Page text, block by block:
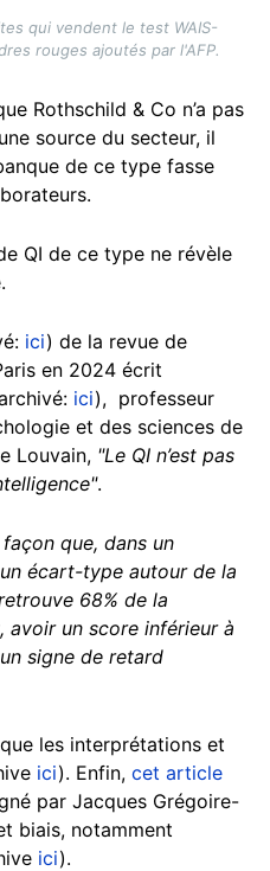
qui vendent le test WAIS-
rouges ajoutés par l'AFP.
Rothschild & Co n’a pas
source du secteur, il
de ce type fasse
QI de ce type ne révèle
ici) de la revue de
en 2024 écrit
ici), professeur
et des sciences de
Louvain, "Le QI n’est pas
.
que, dans un
écart-type autour de la
68% de la
avoir un score inférieur à
signe de retard
les interprétations et
ici). Enfin, cet article
par Jacques Grégoire-
biais, notamment
ici).